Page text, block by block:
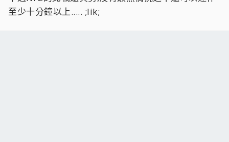
至少十分鐘以上..... ;lik;